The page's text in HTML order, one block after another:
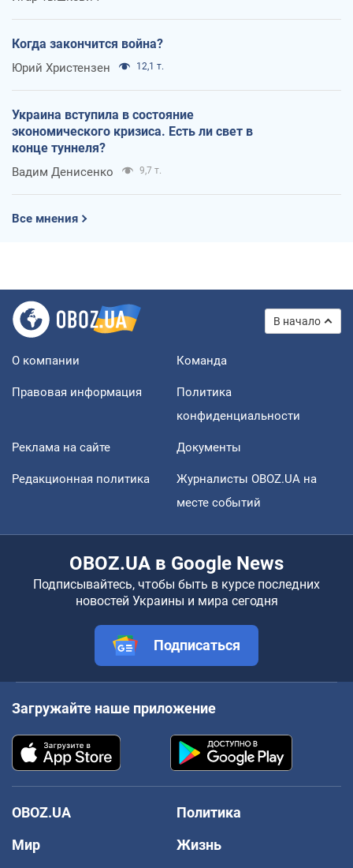
Когда закончится война?
Юрий Христензен 12,1 т.
Украина вступила в состояние
экономического кризиса. Есть ли свет в
конце туннеля?
Вадим Денисенко 9,7 т.
Все мнения
В начало
О компании Команда
Правовая информация
Политика
конфиденциальности
Реклама на сайте Документы
Редакционная политика
Журналисты OBOZ.UA на
месте событий
OBOZ.UA в Google News
Подписывайтесь, чтобы быть в курсе последних
новостей Украины и мира сегодня
Подписаться
Загружайте наше приложение
OBOZ.UA
Политика
Мир
Жизнь